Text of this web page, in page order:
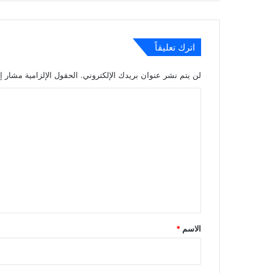
اترك تعليقاً
لن يتم نشر عنوان بريدك الإلكتروني. الحقول الإلزامية مشار
*
الاسم *